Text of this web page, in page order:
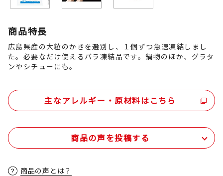
商品特長
広島県産の大粒のかきを選別し、１個ずつ急速凍結しまし
た。必要なだけ使えるバラ凍結品です。鍋物のほか、グラタ
ンやシチューにも。
主なアレルギー・原材料はこちら
商品の声を投稿する
商品の声とは？